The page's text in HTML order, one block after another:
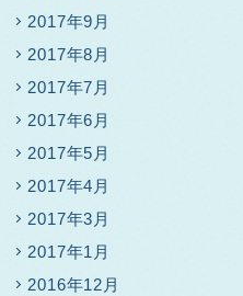
2017年9月
2017年8月
2017年7月
2017年6月
2017年5月
2017年4月
2017年3月
2017年1月
2016年12月